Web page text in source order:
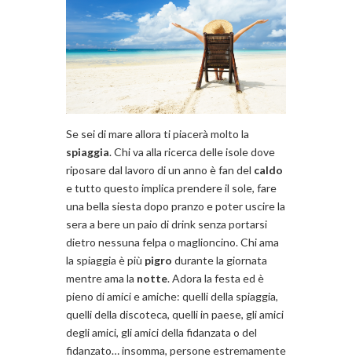
Se sei di mare allora ti piacerà molto la
spiaggia. Chi va alla ricerca delle isole dove
riposare dal lavoro di un anno è fan del caldo
e tutto questo implica prendere il sole, fare
una bella siesta dopo pranzo e poter uscire la
sera a bere un paio di drink senza portarsi
dietro nessuna felpa o maglioncino. Chi ama
la spiaggia è più pigro durante la giornata
mentre ama la notte. Adora la festa ed è
pieno di amici e amiche: quelli della spiaggia,
quelli della discoteca, quelli in paese, gli amici
degli amici, gli amici della fidanzata o del
fidanzato… insomma, persone estremamente